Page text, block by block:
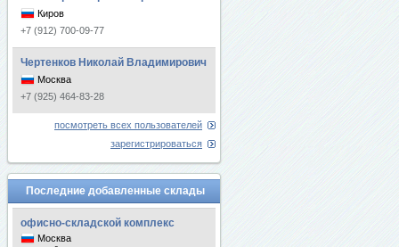
Киров
+7 (912) 700-09-77
Чертенков Николай Владимирович
Москва
+7 (925) 464-83-28
посмотреть всех пользователей
зарегистрироваться
Последние добавленные склады
офисно-складской комплекс
Москва